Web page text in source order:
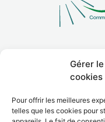
Gérer
cookies
Pour offrir les meilleures
telles que les cookies pour
Adhérer
Contact